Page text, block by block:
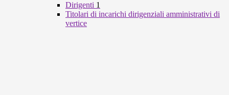
Dirigenti 1
Titolari di incarichi dirigenziali amministrativi di
vertice